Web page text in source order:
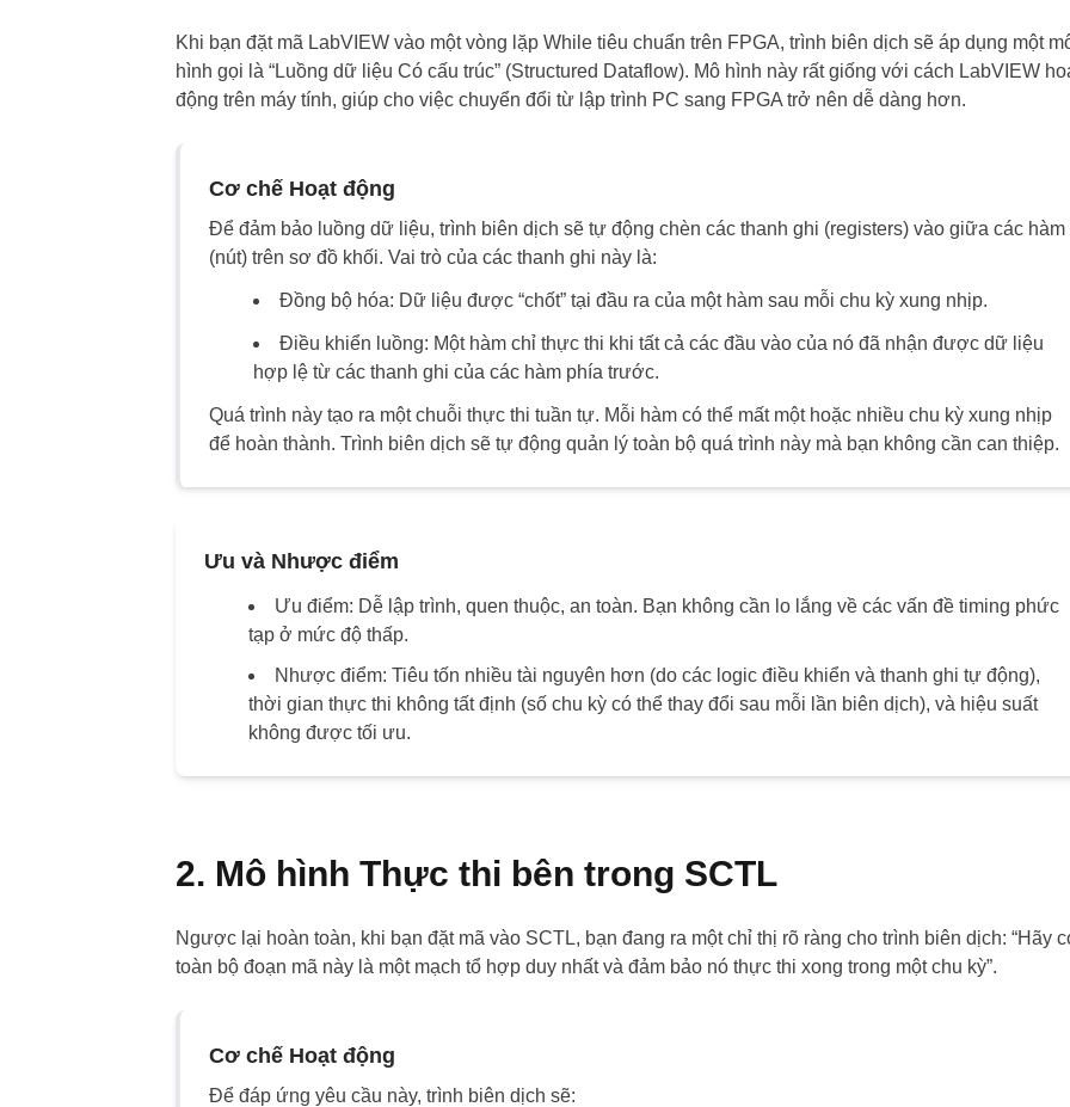
Khi bạn đặt mã LabVIEW vào một vòng lặp While tiêu chuẩn trên FPGA, trình biên dịch sẽ áp dụng một
hình gọi là “Luồng dữ liệu Có cấu trúc” (Structured Dataflow). Mô hình này rất giống với cách LabVIEW
động trên máy tính, giúp cho việc chuyển đổi từ lập trình PC sang FPGA trở nên dễ dàng hơn.
Cơ chế Hoạt động
Để đảm bảo luồng dữ liệu, trình biên dịch sẽ tự động chèn các thanh ghi (registers) vào giữa các hàm
(nút) trên sơ đồ khối. Vai trò của các thanh ghi này là:
Đồng bộ hóa: Dữ liệu được “chốt” tại đầu ra của một hàm sau mỗi chu kỳ xung nhịp.
Điều khiển luồng: Một hàm chỉ thực thi khi tất cả các đầu vào của nó đã nhận được dữ liệu
hợp lệ từ các thanh ghi của các hàm phía trước.
Quá trình này tạo ra một chuỗi thực thi tuần tự. Mỗi hàm có thể mất một hoặc nhiều chu kỳ xung nhịp
để hoàn thành. Trình biên dịch sẽ tự động quản lý toàn bộ quá trình này mà bạn không cần can thiệp.
Ưu và Nhược điểm
Ưu điểm: Dễ lập trình, quen thuộc, an toàn. Bạn không cần lo lắng về các vấn đề timing phức
tạp ở mức độ thấp.
Nhược điểm: Tiêu tốn nhiều tài nguyên hơn (do các logic điều khiển và thanh ghi tự động),
thời gian thực thi không tất định (số chu kỳ có thể thay đổi sau mỗi lần biên dịch), và hiệu suất
không được tối ưu.
2. Mô hình Thực thi bên trong SCTL
Ngược lại hoàn toàn, khi bạn đặt mã vào SCTL, bạn đang ra một chỉ thị rõ ràng cho trình biên dịch: “Hãy
toàn bộ đoạn mã này là một mạch tổ hợp duy nhất và đảm bảo nó thực thi xong trong một chu kỳ”.
Cơ chế Hoạt động
Để đáp ứng yêu cầu này, trình biên dịch sẽ: